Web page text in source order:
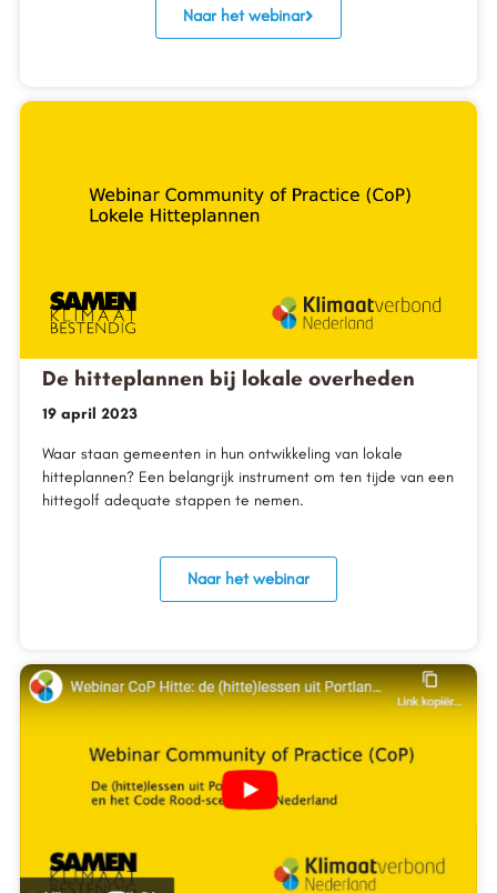
Naar het webinar
De hitteplannen bij lokale overheden
19 april 2023
Waar staan gemeenten in hun ontwikkeling van lokale
hitteplannen? Een belangrijk instrument om ten tijde van een
hittegolf adequate stappen te nemen.
Naar het webinar